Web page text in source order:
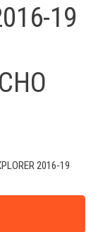
19
2016-19